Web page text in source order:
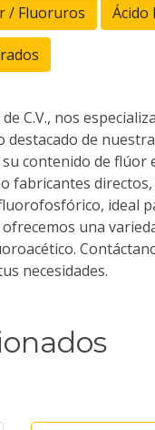
/ Fluoruros Ácido
C.V., nos
de
contenido de flúor
fabricantes
ideal
una
necesidades.